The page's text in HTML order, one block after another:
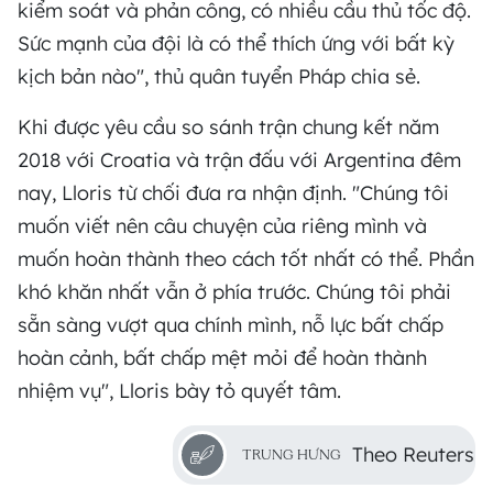
kiểm soát và phản công, có nhiều cầu thủ tốc độ.
Sức mạnh của đội là có thể thích ứng với bất kỳ
kịch bản nào", thủ quân tuyển Pháp chia sẻ.
Khi được yêu cầu so sánh trận chung kết năm
2018 với Croatia và trận đấu với Argentina đêm
nay, Lloris từ chối đưa ra nhận định. "Chúng tôi
muốn viết nên câu chuyện của riêng mình và
muốn hoàn thành theo cách tốt nhất có thể. Phần
khó khăn nhất vẫn ở phía trước. Chúng tôi phải
sẵn sàng vượt qua chính mình, nỗ lực bất chấp
hoàn cảnh, bất chấp mệt mỏi để hoàn thành
nhiệm vụ", Lloris bày tỏ quyết tâm.
TRUNG HƯNG Theo Reuters